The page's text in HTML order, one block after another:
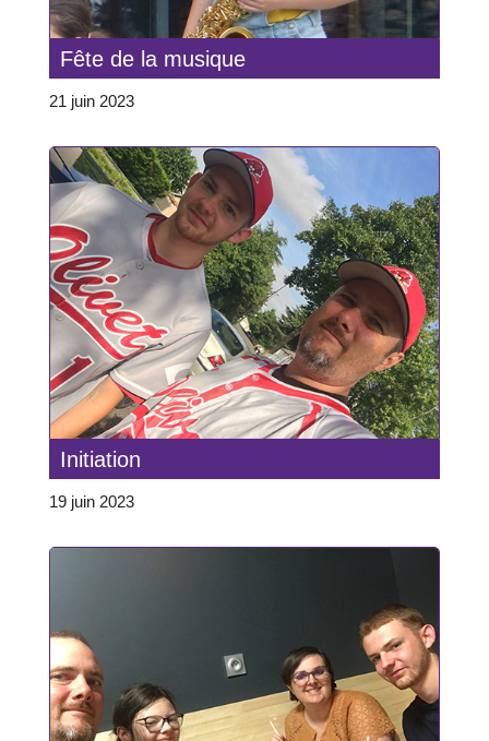
Fête de la musique
21 juin 2023
Initiation
19 juin 2023